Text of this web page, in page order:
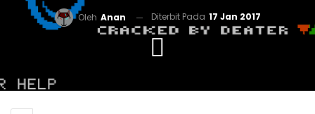
Oleh Anan Diterbit Pada 17 Jan 2017